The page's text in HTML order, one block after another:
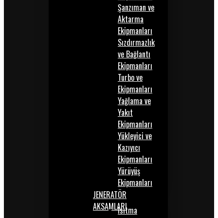
Şanzıman ve
Aktarma
Ekipmanları
Sızdırmazlık
ve Bağlantı
Ekipmanları
Turbo ve
Ekipmanları
Yağlama ve
Yakıt
Ekipmanları
Yükleyici ve
Kazıyıcı
Ekipmanları
Yürüyüş
Ekipmanları
JENERATÖR
AKSAMLARIIsıtma